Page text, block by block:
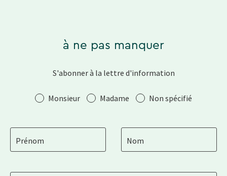
à ne pas manquer
S'abonner à la lettre d'information
SalutationMonsieur Madame Non spécifié
Prénom Nom